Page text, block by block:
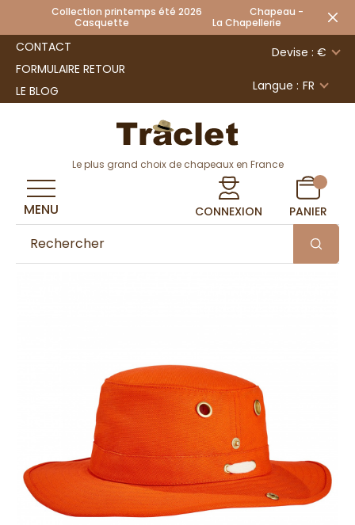
Collection printemps été 2026 Chapeau -
Casquette La Chapellerie
CONTACT
FORMULAIRE RETOUR
LE BLOG
Devise : €
Langue : FR
Le plus grand choix de chapeaux en France
CONNEXION PANIER
MENU